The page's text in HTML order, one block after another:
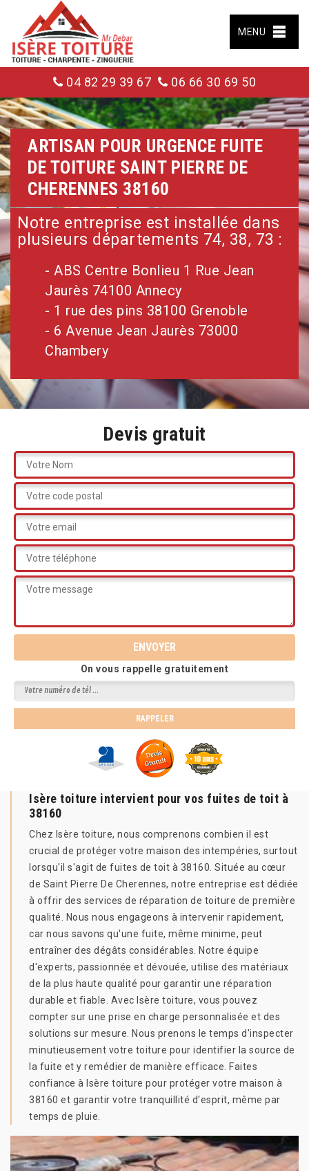
MENU
04 82 29 39 67 06 66 30 69 50
ARTISAN POUR URGENCE FUITE
DE TOITURE SAINT PIERRE DE
CHERENNES 38160
Notre entreprise est installée dans
plusieurs départements 74, 38, 73 :
- ABS Centre Bonlieu 1 Rue Jean
Jaurès 74100 Annecy
- 1 rue des pins 38100 Grenoble
- 6 Avenue Jean Jaurès 73000
Chambery
Devis gratuit
On vous rappelle gratuitement
Isère toiture intervient pour vos fuites de toit à
38160
Chez Isère toiture, nous comprenons combien il est
crucial de protéger votre maison des intempéries, surtout
lorsqu'il s'agit de fuites de toit à 38160. Située au cœur
de Saint Pierre De Cherennes, notre entreprise est dédiée
à offrir des services de réparation de toiture de première
qualité. Nous nous engageons à intervenir rapidement,
car nous savons qu'une fuite, même minime, peut
entraîner des dégâts considérables. Notre équipe
d'experts, passionnée et dévouée, utilise des matériaux
de la plus haute qualité pour garantir une réparation
durable et fiable. Avec Isère toiture, vous pouvez
compter sur une prise en charge personnalisée et des
solutions sur mesure. Nous prenons le temps d'inspecter
minutieusement votre toiture pour identifier la source de
la fuite et y remédier de manière efficace. Faites
confiance à Isère toiture pour protéger votre maison à
38160 et garantir votre tranquillité d'esprit, même par
temps de pluie.